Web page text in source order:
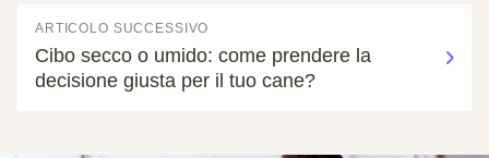
ARTICOLO SUCCESSIVO
Cibo secco o umido: come prendere la
decisione giusta per il tuo cane?